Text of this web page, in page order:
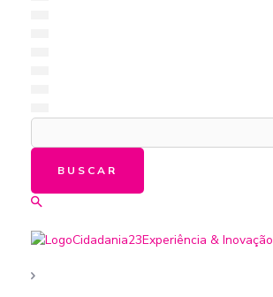
BUSCAR
Cidadania23Experiência & Inovação